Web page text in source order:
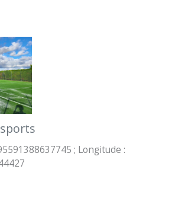
:; Longitude :